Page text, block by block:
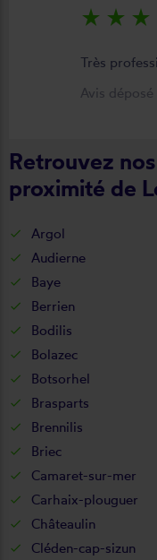
star_rate star_rate star_rate
Très
Avis
Retrouvez
proximité de
Argol
Audierne
Baye
Berrien
Bodilis
Bolazec
Botsorhel
Brasparts
Brennilis
Briec
Camaret-sur-mer
Carhaix-plouguer
Châteaulin
Cléden-cap-sizun